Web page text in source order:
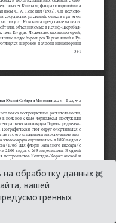
на обработку данных в
вашей
×